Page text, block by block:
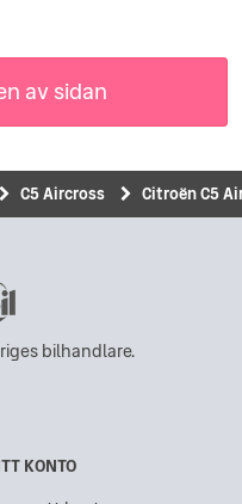
av sidan
C5 Aircross Citroën C5
bilhandlare.
KONTO